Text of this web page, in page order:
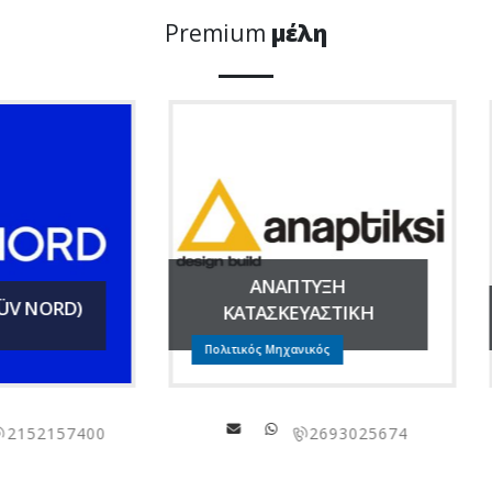
Premium μέλη
ΑΝΑΠΤΥΞΗ
Μηχανικός
2693025674
ALUMINCO ΑΕ
ΒΙΟΜΗΧΑΝΙΑ ΑΛΟΥΜΙΝΙΟΥ
22620